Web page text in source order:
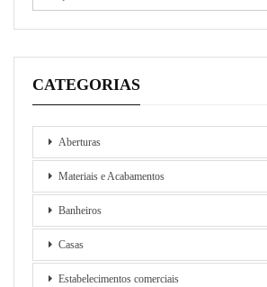
CATEGORIAS
Aberturas
Materiais e Acabamentos
Banheiros
Casas
Estabelecimentos comerciais